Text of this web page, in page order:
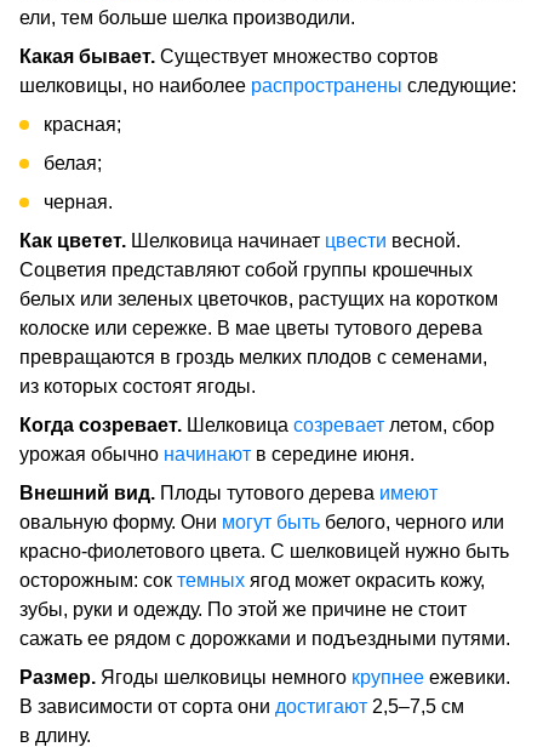
ели, тем больше шелка производили.
Какая бывает. Существует множество сортов
шелковицы, но наиболее распространены следующие:
красная;
белая;
черная.
Как цветет. Шелковица начинает цвести весной.
Соцветия представляют собой группы крошечных
белых или зеленых цветочков, растущих на коротком
колоске или сережке. В мае цветы тутового дерева
превращаются в гроздь мелких плодов с семенами,
из которых состоят ягоды.
Когда созревает. Шелковица созревает летом, сбор
урожая обычно начинают в середине июня.
Внешний вид. Плоды тутового дерева имеют
овальную форму. Они могут быть белого, черного или
красно-фиолетового цвета. С шелковицей нужно быть
осторожным: сок темных ягод может окрасить кожу,
зубы, руки и одежду. По этой же причине не стоит
сажать ее рядом с дорожками и подъездными путями.
Размер. Ягоды шелковицы немного крупнее ежевики.
В зависимости от сорта они достигают 2,5–7,5 см
в длину.